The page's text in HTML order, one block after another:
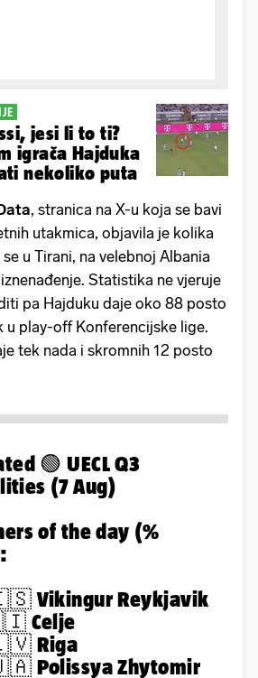
jesi li to ti?
igrača Hajduka
nekoliko puta
, stranica na X-u koja se bavi
utakmica, objavila je kolika
u Tirani, na velebnoj Albania
Statistika ne vjeruje
pa Hajduku daje oko 88 posto
u play-off Konferencijske lige.
tek nada i skromnih 12 posto
🟢 UECL Q3
(7 Aug)
of the day (%
Vikingur Reykjavik
Celje
Riga
Polissya Zhytomir